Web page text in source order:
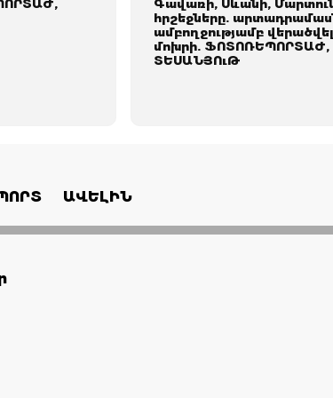
Գավառի, Սևանի,
հրշեջները.
ամբողջությամբ
մոխրի. ՖՈՏՈՌԵՊՈՐՏԱԺ,
ՏԵՍԱՆՅՈւԹ
ԱՎԵԼԻՆ